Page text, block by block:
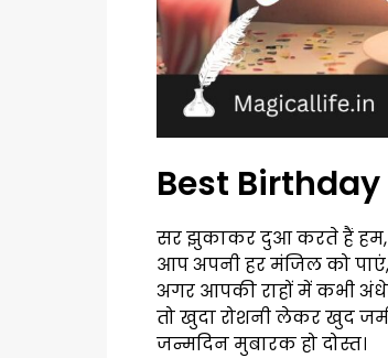
Best
सर झुकाकर दुआ करते हैं हम,
आप अपनी हर मंजिल को पाएं,
अगर आपकी राहों में कभी
तो खुदा रोशनी लेकर खुद
जन्मदिन मुबारक हो दोस्त।